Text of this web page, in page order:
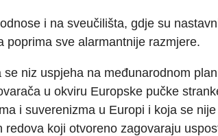
i na sveučilišta, gdje su
poprima sve alarmantnije razmjere.
niz uspjeha na međunarodnom
u okviru Europske pučke
i suverenizma u Europi i koja se
koji otvoreno zagovaraju